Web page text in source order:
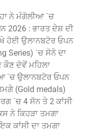
ਨੇ ਮੰਗੋਲੀਆ `ਚ
2026 : ਭਾਰਤ ਦੇਸ਼ ਦੀ
ਹੋਈ ਉਲਾਨਬਟੋਰ ਓਪਨ
Series) `ਚ ਸੋਨੇ ਦਾ
ਕੌਣ ਦੋਵੇਂ ਮਹਿਲਾ
`ਚ ਉਲਾਨਬਟੋਰ ਓਪਨ
(Gold medals)
`ਚ 4 ਸੋਨ ਤੇ 2 ਕਾਂਸੀ
ਨੇ ਕਿਹੜਾ ਤਮਗਾ
ਕਾਂਸੀ ਦਾ ਤਮਗਾ